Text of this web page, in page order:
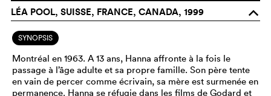
LÉA POOL, SUISSE, FRANCE, CANADA, 1999 o
SYNOPSIS
Montréal en 1963. A 13 ans, Hanna affronte à la fois le
passage à l’âge adulte et sa propre famille. Son père tente
en vain de percer comme écrivain, sa mère est surmenée en
permanence. Hanna se réfugie dans les films de Godard et